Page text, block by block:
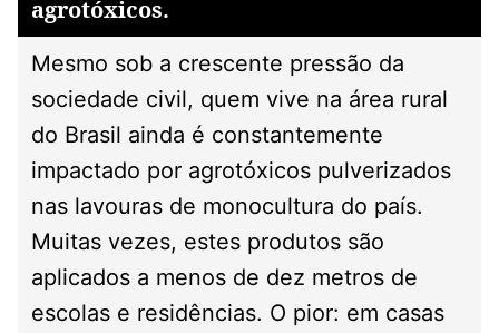
agrotóxicos.
Mesmo sob a crescente pressão da
sociedade civil, quem vive na área rural
do Brasil ainda é constantemente
impactado por agrotóxicos pulverizados
nas lavouras de monocultura do país.
Muitas vezes, estes produtos são
aplicados a menos de dez metros de
escolas e residências. O pior: em casas